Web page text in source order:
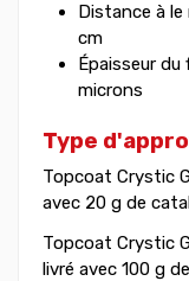
Distance à
cm
Épaisseur du
microns
Type
Topcoat Crystic
avec 20 g de
Topcoat Crystic
livré avec 100 g